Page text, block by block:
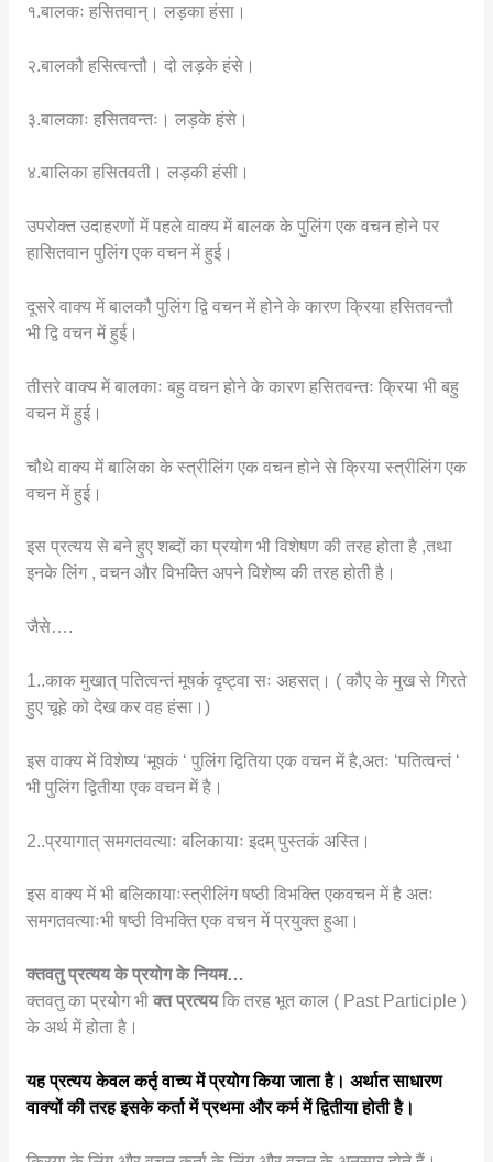
१.बालकः हसितवान्। लड़का हंसा।
२.बालकौ हसित्वन्तौ। दो लड़के हंसे।
३.बालकाः हसितवन्तः। लड़के हंसे।
४.बालिका हसितवती। लड़की हंसी।
उपरोक्त उदाहरणों में पहले वाक्य में बालक के पुलिंग एक वचन होने पर
हासितवान पुलिंग एक वचन में हुई।
दूसरे वाक्य में बालकौ पुलिंग द्वि वचन में होने के कारण क्रिया हसितवन्तौ
भी द्वि वचन में हुई।
तीसरे वाक्य में बालकाः बहु वचन होने के कारण हसितवन्तः क्रिया भी बहु
वचन में हुई।
चौथे वाक्य में बालिका के स्त्रीलिंग एक वचन होने से क्रिया स्त्रीलिंग एक
वचन में हुई।
इस प्रत्यय से बने हुए शब्दों का प्रयोग भी विशेषण की तरह होता है ,तथा
इनके लिंग , वचन और विभक्ति अपने विशेष्य की तरह होती है।
जैसे….
1..काक मुखात् पतित्वन्तं मूषकं दृष्ट्वा सः अहसत्। ( कौए के मुख से गिरते
हुए चूहे को देख कर वह हंसा।)
इस वाक्य में विशेष्य ‘मूषकं ‘ पुलिंग द्वितिया एक वचन में है,अतः ‘पतित्वन्तं ‘
भी पुलिंग द्वितीया एक वचन में है।
2..प्रयागात् समगतवत्याः बलिकायाः इदम् पुस्तकं अस्ति।
इस वाक्य में भी बलिकायाःस्त्रीलिंग षष्ठी विभक्ति एकवचन में है अतः
समगतवत्याःभी षष्ठी विभक्ति एक वचन में प्रयुक्त हुआ।
क्तवतु प्रत्यय के प्रयोग के नियम…
क्तवतु का प्रयोग भी क्त प्रत्ययकि तरह भूत काल ( Past Participle )
के अर्थ में होता है।
यह प्रत्यय केवल कर्तृ वाच्य में प्रयोग किया जाता है। अर्थात साधारण
वाक्यों की तरह इसके कर्ता में प्रथमा और कर्म में द्वितीया होती है।